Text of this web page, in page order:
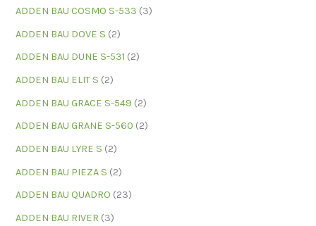
ADDEN BAU COSMO S-533 (3)
ADDEN BAU DOVE S (2)
ADDEN BAU DUNE S-531 (2)
ADDEN BAU ELIT S (2)
ADDEN BAU GRACE S-549 (2)
ADDEN BAU GRANE S-560 (2)
ADDEN BAU LYRE S (2)
ADDEN BAU PIEZA S (2)
ADDEN BAU QUADRO (23)
ADDEN BAU RIVER (3)